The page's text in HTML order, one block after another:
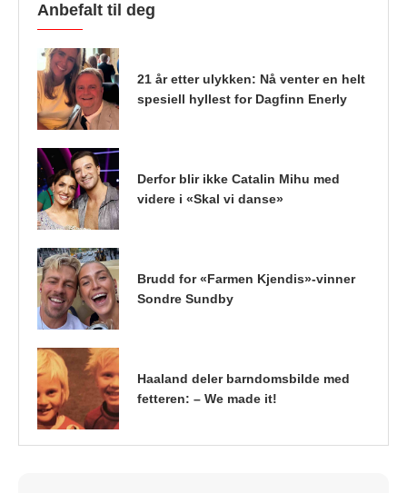
Anbefalt til deg
21 år etter ulykken: Nå venter en helt
spesiell hyllest for Dagfinn Enerly
Derfor blir ikke Catalin Mihu med
videre i «Skal vi danse»
Brudd for «Farmen Kjendis»-vinner
Sondre Sundby
Haaland deler barndomsbilde med
fetteren: – We made it!